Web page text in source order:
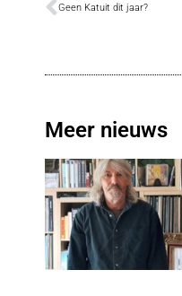
Geen Katuit dit jaar?
Meer nieuws